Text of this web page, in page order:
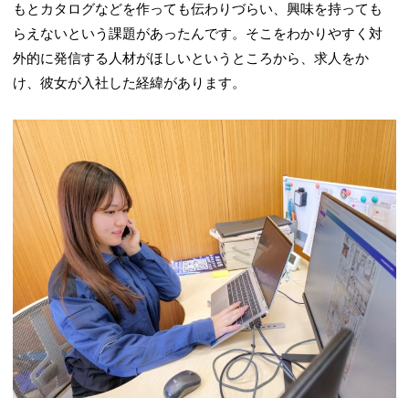
もとカタログなどを作っても伝わりづらい、興味を持っても
らえないという課題があったんです。そこをわかりやすく対
外的に発信する人材がほしいというところから、求人をか
け、彼女が入社した経緯があります。